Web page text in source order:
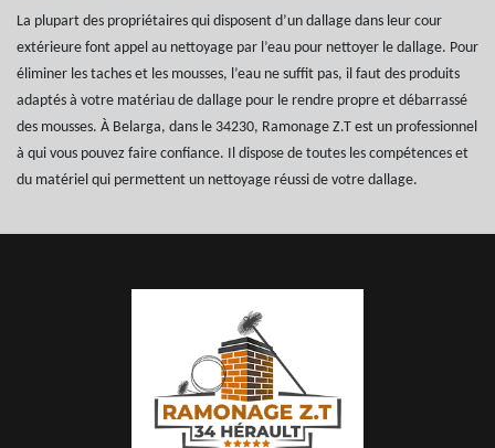
La plupart des propriétaires qui disposent d’un dallage dans leur cour
extérieure font appel au nettoyage par l’eau pour nettoyer le dallage. Pour
éliminer les taches et les mousses, l’eau ne suffit pas, il faut des produits
adaptés à votre matériau de dallage pour le rendre propre et débarrassé
des mousses. À Belarga, dans le 34230, Ramonage Z.T est un professionnel
à qui vous pouvez faire confiance. Il dispose de toutes les compétences et
du matériel qui permettent un nettoyage réussi de votre dallage.